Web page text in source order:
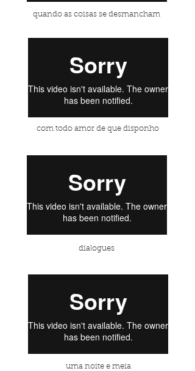
quando as coisas se desmancham
com todo amor de que disponho
dialogues
uma noite e meia